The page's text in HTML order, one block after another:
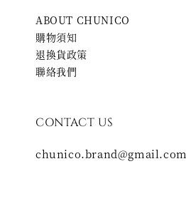
ABOUT CHUNICO
購物須知
退換貨政策
聯絡我們
CONTACT US
chunico.brand@gmail.com